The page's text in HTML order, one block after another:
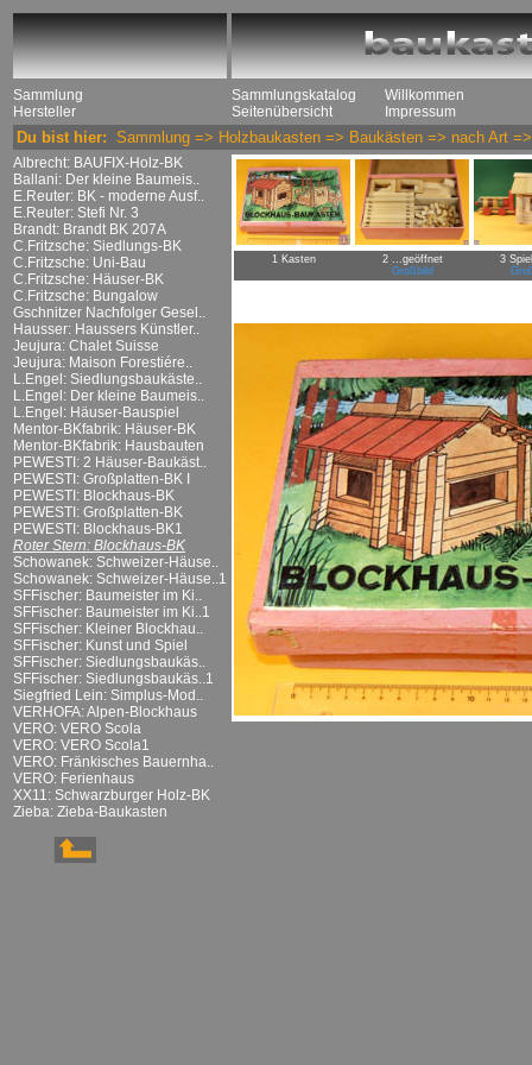
Sammlung
Hersteller
Sammlungskatalog
Seitenübersicht
Willkommen
Impressum
Du bist hier: Sammlung => Holzbaukasten => Baukästen => nach Art
Albrecht: BAUFIX-Holz-BK
Ballani: Der kleine Baumeis..
E.Reuter: BK - moderne Ausf..
E.Reuter: Stefi Nr. 3
Brandt: Brandt BK 207A
C.Fritzsche: Siedlungs-BK
C.Fritzsche: Uni-Bau
C.Fritzsche: Häuser-BK
C.Fritzsche: Bungalow
Gschnitzer Nachfolger Gesel..
Hausser: Haussers Künstler..
Jeujura: Chalet Suisse
Jeujura: Maison Forestiére..
L.Engel: Siedlungsbaukäste..
L.Engel: Der kleine Baumeis..
L.Engel: Häuser-Bauspiel
Mentor-BKfabrik: Häuser-BK
Mentor-BKfabrik: Hausbauten
PEWESTI: 2 Häuser-Baukäst..
PEWESTI: Großplatten-BK I
PEWESTI: Blockhaus-BK
PEWESTI: Großplatten-BK
PEWESTI: Blockhaus-BK1
Roter Stern: Blockhaus-BK
Schowanek: Schweizer-Häuse..
Schowanek: Schweizer-Häuse..1
SFFischer: Baumeister im Ki..
SFFischer: Baumeister im Ki..1
SFFischer: Kleiner Blockhau..
SFFischer: Kunst und Spiel
SFFischer: Siedlungsbaukäs..
SFFischer: Siedlungsbaukäs..1
Siegfried Lein: Simplus-Mod..
VERHOFA: Alpen-Blockhaus
VERO: VERO Scola
VERO: VERO Scola1
VERO: Fränkisches Bauernha..
VERO: Ferienhaus
XX11: Schwarzburger Holz-BK
Zieba: Zieba-Baukasten
1 Kasten
2 ...geöffnet
Großbild
3